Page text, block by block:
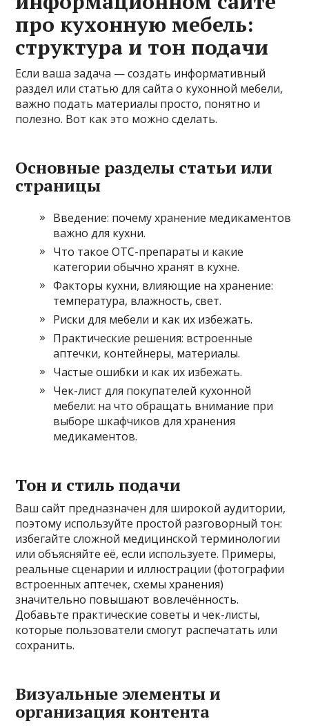
про кухонную мебель:
структура и тон подачи
Если ваша задача — создать информативный
раздел или статью для сайта о кухонной мебели,
важно подать материалы просто, понятно и
полезно. Вот как это можно сделать.
Основные разделы статьи или
страницы
Введение: почему хранение медикаментов
важно для кухни.
Что такое OTC-препараты и какие
категории обычно хранят в кухне.
Факторы кухни, влияющие на хранение:
температура, влажность, свет.
Риски для мебели и как их избежать.
Практические решения: встроенные
аптечки, контейнеры, материалы.
Частые ошибки и как их избежать.
Чек-лист для покупателей кухонной
мебели: на что обращать внимание при
выборе шкафчиков для хранения
медикаментов.
Тон и стиль подачи
Ваш сайт предназначен для широкой аудитории,
поэтому используйте простой разговорный тон:
избегайте сложной медицинской терминологии
или объясняйте её, если используете. Примеры,
реальные сценарии и иллюстрации (фотографии
встроенных аптечек, схемы хранения)
значительно повышают вовлечённость.
Добавьте практические советы и чек-листы,
которые пользователи смогут распечатать или
сохранить.
Визуальные элементы и
организация контента